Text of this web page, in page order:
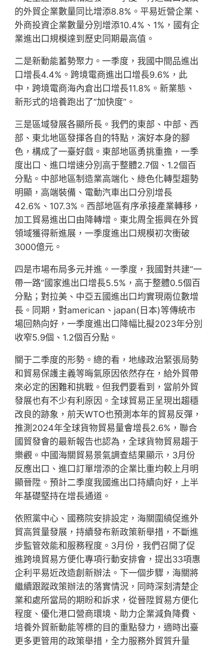
的外貿企業數量同比增添8.8%。平易近營企業、
外商投資企業數量分別增添10.4%、1%，國有企
業進出口規模達到歷史同期最高值。
二是新動能蓄勢聚力。一季度，我國中間品進出
口增長4.4%。跨境電商進出口增長9.6%，此
中，跨境電商海內倉出口增長11.8%。新業態、
新形式的培養跑出了“加快度”。
三是區域發展各顯所長。我們的東部、中部、西
部、東北地區發揮各自的特點，演好本身的腳
色，構成了一臺好戲。東部地區勇挑重擔，一季
度出口、進口增速分別高于整體2.7個、1.2個百
分點。中部地區制造業高端化、綠色化轉型趨勢
明顯，高端裝備、電動汽車出口分別增長
42.6%、107.3%。西部地區有序承接產業轉移，
加工貿易進出口由降轉增。東北周全振興在外貿
領域獲得新進展，一季度進出口規模初次衝破
3000億元。
四是市場布局多元并進。一季度，我國對共建“一
帶一路”國家進出口增長5.5%，高于整體0.5個百
分點；對拉美、中亞五國進出口均實現兩位數增
長。同期，對american、japan(日本)等傳統市
場回熱向好，一季度進出口降幅比擬2023年分別
收窄5.9個、1.2個百分點。
關于二季度的形勢。總的看，地緣政治緊張局勢
和貿易保護主義等晦氣原因依然存在，給外貿帶
來必定的困難和挑戰。但我們要看到，當前外貿
發展也有不少有利原因。全球貿易正呈現出趨穩
改良的跡象，前天WTO也預測本年的貿易反彈，
推測2024年全球貨物貿易量會增長2.6%，聯合
國貿發會的最新報告也認為，全球貨物貿易趨于
樂觀。中國海關貿易景氣調查結果顯示，3月份
反應出口、進口訂單增添的企業比重均較上月明
顯晉陞。預計二季度我國進出口持續向好，上半
年基礎堅持在增長通道。
依照黨中心、國務院安排設定，海關圍繞促進外
貿高質量發展，持續發布新政策新舉措，不斷進
步監管效能和服務程度。3月份，我們召開了促
進跨境貿易方便化專項行動安排會，提出33項惠
企利平易近改造創新辦法。下一個步驟，海關將
繼續跟蹤政策辦法的落實情況，同時深刻清楚企
業和處所當局的期盼和訴求，從晉陞貿易方便化
程度、優化港口營商環境、助力企業減負降費、
培養外貿新動能等標的目的重點發力，適時出臺
更多更管用的政策舉措，全力服務外貿質升量